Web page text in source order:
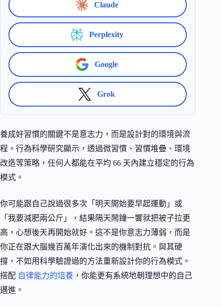
Claude
Perplexity
Google
Grok
養成好習慣的關鍵不是意志力，而是設計對的環境與流
程。行為科學研究顯示，透過微習慣、習慣堆疊、環境
改造等策略，任何人都能在平均 66 天內建立穩定的行為
模式。
你可能跟自己說過很多次「明天開始要早起運動」或
「我要減肥兩公斤」，結果隔天鬧鐘一響就把被子拉更
高，心想後天再開始就好。這不是你意志力薄弱，而是
你正在跟大腦幾百萬年演化出來的機制對抗。與其硬
撐，不如用科學驗證過的方法重新設計你的行為模式。
搭配 自律能力的培養 ，你能更有系統地朝理想中的自己
邁進。